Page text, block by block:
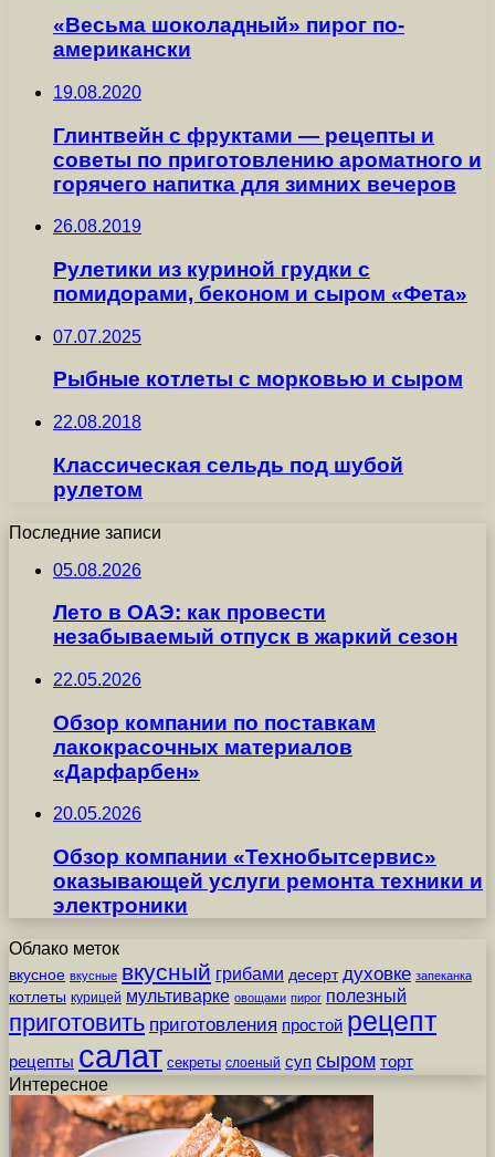
«Весьма шоколадный» пирог по-
американски
19.08.2020
Глинтвейн с фруктами — рецепты и
советы по приготовлению ароматного и
горячего напитка для зимних вечеров
26.08.2019
Рулетики из куриной грудки с
помидорами, беконом и сыром «Фета»
07.07.2025
Рыбные котлеты с морковью и сыром
22.08.2018
Классическая сельдь под шубой
рулетом
Последние записи
05.08.2026
Лето в ОАЭ: как провести
незабываемый отпуск в жаркий сезон
22.05.2026
Обзор компании по поставкам
лакокрасочных материалов
«Дарфарбен»
20.05.2026
Обзор компании «Технобытсервис»
оказывающей услуги ремонта техники и
электроники
Облако меток
вкусное вкусные вкусный грибами десерт духовке запеканка
котлеты курицей мультиварке овощами пирог полезный
приготовить приготовления простой рецепт
рецепты салат секреты слоеный суп сыром торт
Интересное